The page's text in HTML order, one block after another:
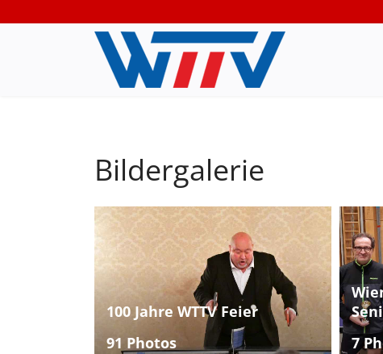
Bildergalerie
100 Jahre WTTV Feier
91 Photos
7